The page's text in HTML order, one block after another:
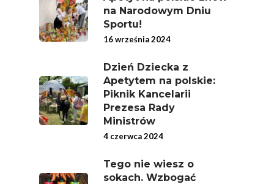
na Narodowym Dniu
Sportu!
16 września 2024
Dzień Dziecka z
Apetytem na polskie:
Piknik Kancelarii
Prezesa Rady
Ministrów
4 czerwca 2024
Tego nie wiesz o
sokach. Wzbogać